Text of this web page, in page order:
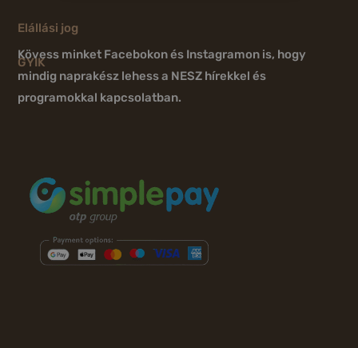
Elállási jog
GYIK
Kövess minket Facebokon és Instagramon is, hogy
mindig naprakész lehess a NESZ hírekkel és
programokkal kapcsolatban.